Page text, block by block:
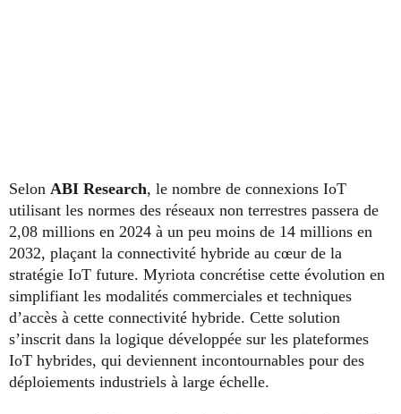
Selon ABI Research, le nombre de connexions IoT
utilisant les normes des réseaux non terrestres passera de
2,08 millions en 2024 à un peu moins de 14 millions en
2032, plaçant la connectivité hybride au cœur de la
stratégie IoT future. Myriota concrétise cette évolution en
simplifiant les modalités commerciales et techniques
d’accès à cette connectivité hybride. Cette solution
s’inscrit dans la logique développée sur les plateformes
IoT hybrides, qui deviennent incontournables pour des
déploiements industriels à large échelle.